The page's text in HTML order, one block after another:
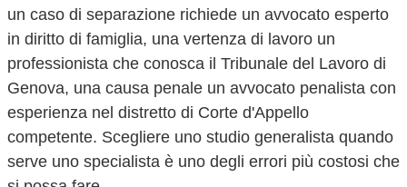
un caso di separazione richiede un avvocato esperto
in diritto di famiglia, una vertenza di lavoro un
professionista che conosca il Tribunale del Lavoro di
Genova, una causa penale un avvocato penalista con
esperienza nel distretto di Corte d'Appello
competente. Scegliere uno studio generalista quando
serve uno specialista è uno degli errori più costosi che